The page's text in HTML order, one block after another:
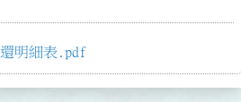
明細表.pdf